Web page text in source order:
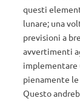
questi
lunare; una
previsioni a
avvertimenti
implementare
pienamente le
Questo